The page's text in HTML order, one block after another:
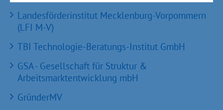
Landesförderinstitut Mecklenburg-Vorpommern
(LFI M-V)
TBI Technologie-Beratungs-Institut GmbH
GSA - Gesellschaft für Struktur &
Arbeitsmarktentwicklung mbH
GründerMV